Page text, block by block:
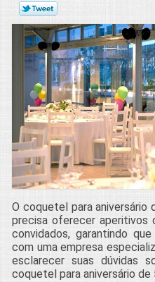
O coquetel para aniversário
precisa oferecer aperitivos
convidados, garantindo
com uma empresa
esclarecer suas dúvidas
coquetel para aniversário de